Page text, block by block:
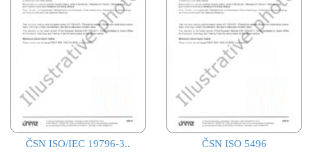
ČSN ISO/IEC 19796-3..
ČSN ISO 5496